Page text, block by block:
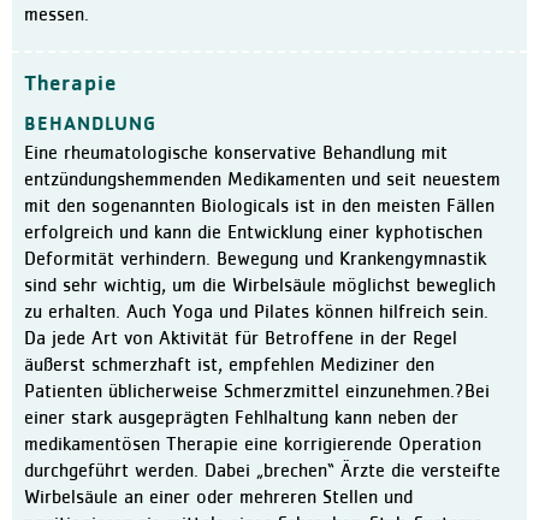
messen.
Therapie
BEHANDLUNG
Eine rheumatologische konservative Behandlung mit
entzündungshemmenden Medikamenten und seit neuestem
mit den sogenannten Biologicals ist in den meisten Fällen
erfolgreich und kann die Entwicklung einer kyphotischen
Deformität verhindern. Bewegung und Krankengymnastik
sind sehr wichtig, um die Wirbelsäule möglichst beweglich
zu erhalten. Auch Yoga und Pilates können hilfreich sein.
Da jede Art von Aktivität für Betroffene in der Regel
äußerst schmerzhaft ist, empfehlen Mediziner den
Patienten üblicherweise Schmerzmittel einzunehmen.?Bei
einer stark ausgeprägten Fehlhaltung kann neben der
medikamentösen Therapie eine korrigierende Operation
durchgeführt werden. Dabei „brechen“ Ärzte die versteifte
Wirbelsäule an einer oder mehreren Stellen und
Veranstaltungen
Ausschreibungen und
Karriere
Freie Stellen
Ausbildung in der Pflege
Kontakt
Ansprechpartner:innen
Kontaktformular
Anfahrt